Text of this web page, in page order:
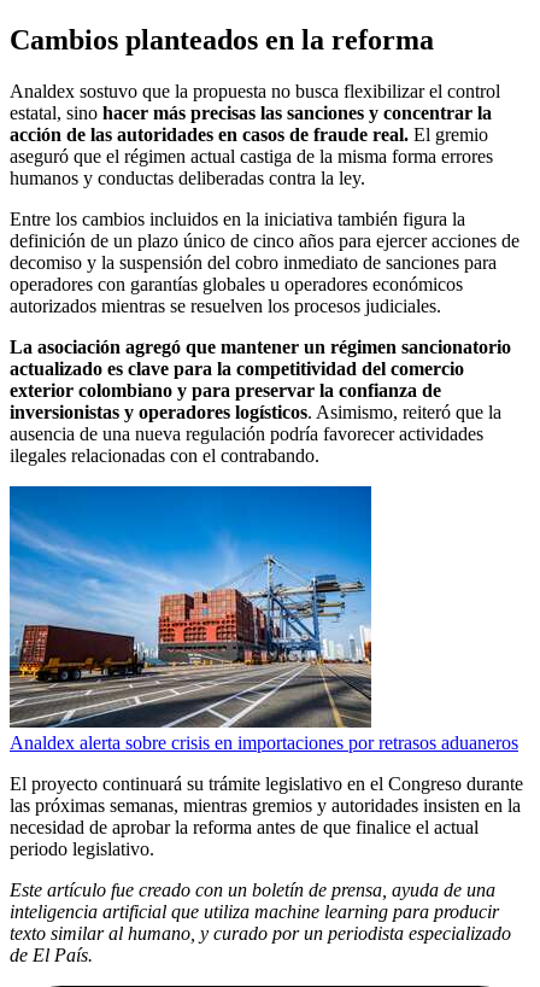
Cambios planteados en la reforma
Analdex sostuvo que la propuesta no busca flexibilizar el control
estatal, sino hacer más precisas las sanciones y concentrar la
acción de las autoridades en casos de fraude real. El gremio
aseguró que el régimen actual castiga de la misma forma errores
humanos y conductas deliberadas contra la ley.
Entre los cambios incluidos en la iniciativa también figura la
definición de un plazo único de cinco años para ejercer acciones de
decomiso y la suspensión del cobro inmediato de sanciones para
operadores con garantías globales u operadores económicos
autorizados mientras se resuelven los procesos judiciales.
La asociación agregó que mantener un régimen sancionatorio
actualizado es clave para la competitividad del comercio
exterior colombiano y para preservar la confianza de
inversionistas y operadores logísticos. Asimismo, reiteró que la
ausencia de una nueva regulación podría favorecer actividades
ilegales relacionadas con el contrabando.
Analdex alerta sobre crisis en importaciones por retrasos aduaneros
El proyecto continuará su trámite legislativo en el Congreso durante
las próximas semanas, mientras gremios y autoridades insisten en la
necesidad de aprobar la reforma antes de que finalice el actual
periodo legislativo.
Este artículo fue creado con un boletín de prensa, ayuda de una
inteligencia artificial que utiliza machine learning para producir
texto similar al humano, y curado por un periodista especializado
de El País.